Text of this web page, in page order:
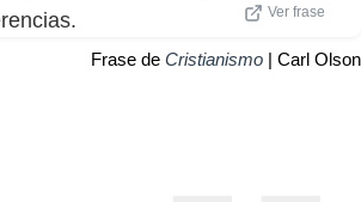
Ver frase
Frase de Cristianismo | Carl Olson